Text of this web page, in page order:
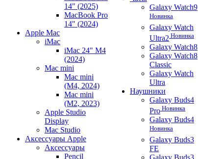
14" (2025)
MacBook Pro
14" (2024)
Apple Mac
iMac
iMac 24" M4
(2024)
Mac mini
Mac mini
(M4, 2024)
Mac mini
(M2, 2023)
Apple Studio
Display
Mac Studio
Аксессуары Apple
Аксессуары
Pencil
Galaxy Watch9
Новинка
Galaxy Watch
Ultra2 Новинка
Galaxy Watch8
Galaxy Watch8
Classic
Galaxy Watch
Ultra
Наушники
Galaxy Buds4
Pro Новинка
Galaxy Buds4
Новинка
Galaxy Buds3
FE
Galaxy Buds3